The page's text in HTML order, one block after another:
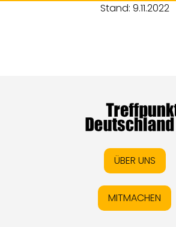
Stand: 9.11.2022
ÜBER UNS
MITMACHEN